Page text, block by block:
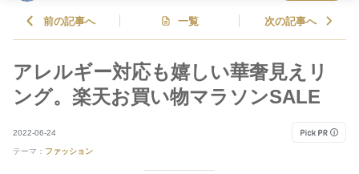
前の記事へ 一覧 次の記事へ
アレルギー対応も嬉しい華奢見えリ
ング。楽天お買い物マラソンSALE
2022-06-24
テーマ： ファッション